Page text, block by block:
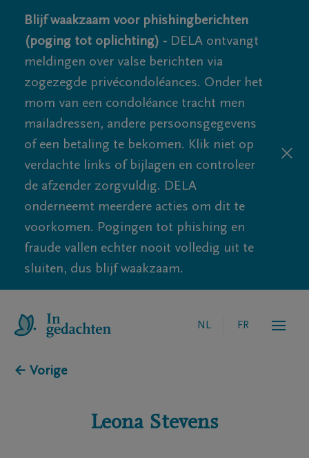
Blijf waakzaam voor phishingberichten
(poging tot oplichting) - DELA ontvangt
meldingen over valse berichten via
zogezegde privécondoléances. Onder het
mom van een condoléance tracht men
mailadressen, andere persoonsgegevens
of een betaling te bekomen. Klik niet op
verdachte links of bijlagen en controleer
de afzender zorgvuldig. DELA
onderneemt meerdere acties om dit te
voorkomen. Pogingen tot phishing en
fraude vallen echter nooit volledig uit te
sluiten, dus blijf waakzaam.
NL FR
← Vorige
Leona Stevens